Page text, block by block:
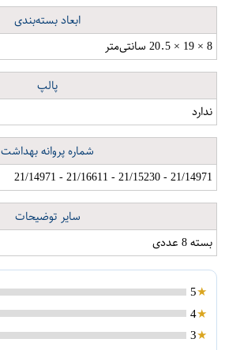
ابعاد بسته‌بندی
8 × 19 × 20.5 سانتی‌متر
پالپ
ندارد
شماره پروانه بهداشت
21/14971 - 21/15230 - 21/16611 - 21/14971
سایر توضیحات
بسته 8 عددی
5
4
3